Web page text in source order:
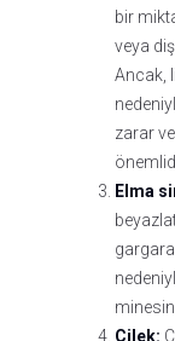
bir
veya
Ancak,
zarar
Elma
Çilek: